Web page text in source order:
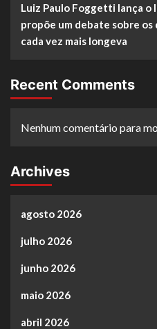
Luiz Paulo Foggetti lança o
propõe um debate sobre os
cada vez mais longeva
Recent Comments
Nenhum comentário para
Archives
agosto 2026
julho 2026
junho 2026
maio 2026
abril 2026